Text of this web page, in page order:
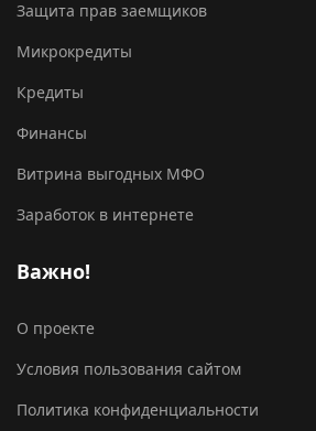
Защита прав заемщиков
Микрокредиты
Кредиты
Финансы
Витрина выгодных МФО
Заработок в интернете
Важно!
О проекте
Условия пользования сайтом
Политика конфиденциальности